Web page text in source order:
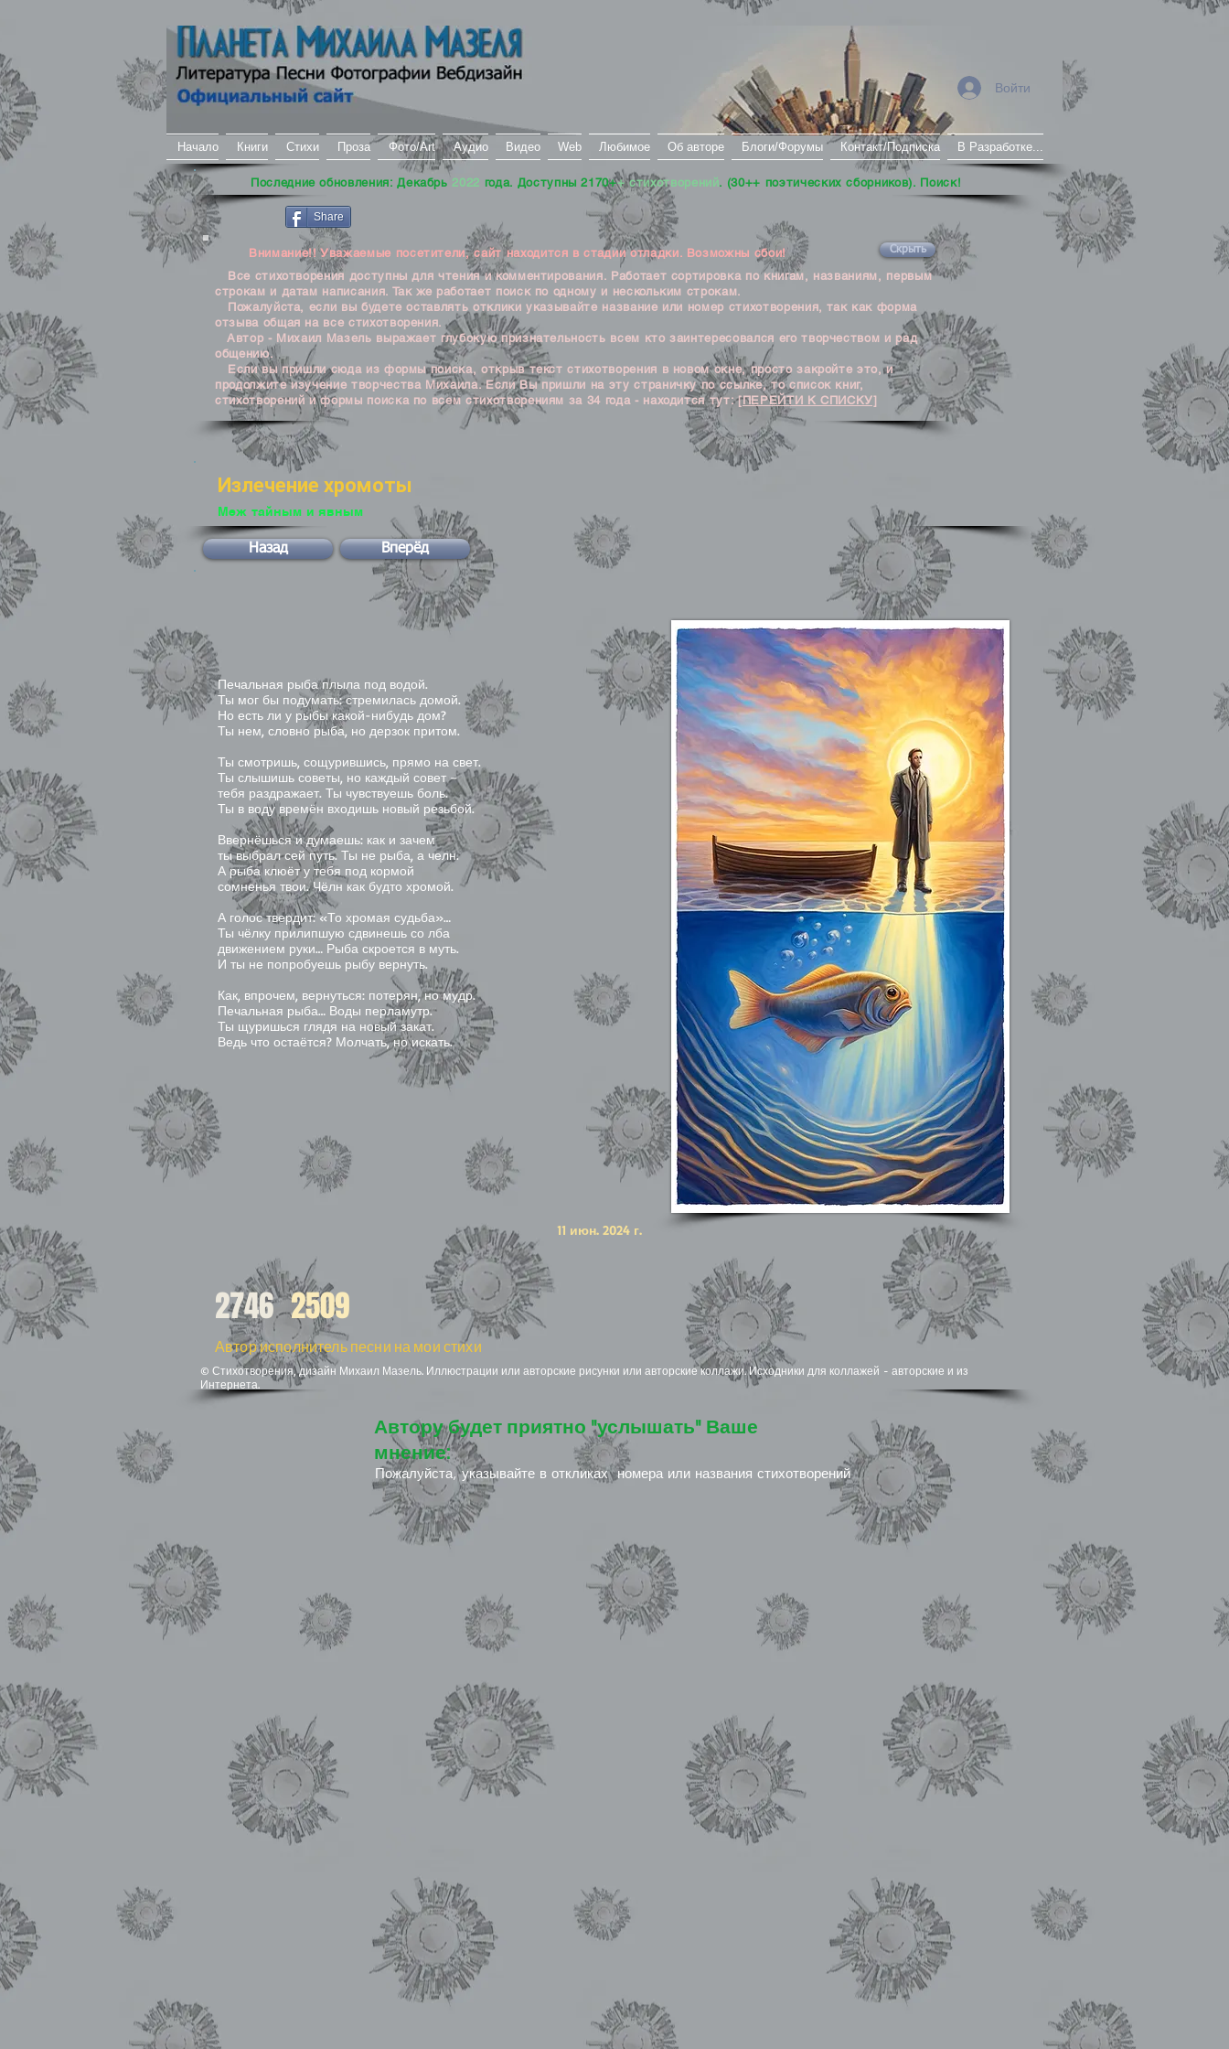
Начало Книги Стихи Проза Фото/Art Аудио Видео Web Любимое Об авторе Блоги/Форумы Контакт/Подписка В Разработке...
Войти
Последние обновления: Декабрь 2022 года. Доступны 2170++ стихотворений. (30++ поэтических сборников). Поиск!
Share
Внимание!! Уважаемые посетители, сайт находится в стадии отладки. Возможны сбои! Скрыть
Все стихотворения доступны для чтения и комментирования. Работает сортировка по книгам, названиям, первым
строкам и датам написания. Так же работает поиск по одному и нескольким строкам.
Пожалуйста, если вы будете оставлять отклики указывайте название или номер стихотворения, так как форма
отзыва общая на все стихотворения.
Автор - Михаил Мазель выражает глубокую признательность всем кто заинтересовался его творчеством и рад
общению.
Если вы пришли сюда из формы поиска, открыв текст стихотворения в новом окне, просто закройте это, и
продолжите изучение творчества Михаила. Если Вы пришли на эту страничку по ссылке, то список книг,
стихотворений и формы поиска по всем стихотворениям за 34 года - находится тут:[ПЕРЕЙТИ К СПИСКУ]
Излечение хромоты
Меж тайным и явным
Назад Вперёд
Печальная рыба плыла под водой.
Ты мог бы подумать: стремилась домой.
Но есть ли у рыбы какой-нибудь дом?
Ты нем, словно рыба, но дерзок притом.
Ты смотришь, сощурившись, прямо на свет.
Ты слышишь советы, но каждый совет –
тебя раздражает. Ты чувствуешь боль.
Ты в воду времён входишь новый резьбой.
Ввернёшься и думаешь: как и зачем
ты выбрал сей путь. Ты не рыба, а челн.
А рыба клюёт у тебя под кормой
сомненья твои. Чёлн как будто хромой.
А голос твердит: «То хромая судьба»…
Ты чёлку прилипшую сдвинешь со лба
движением руки… Рыба скроется в муть.
И ты не попробуешь рыбу вернуть.
Как, впрочем, вернуться: потерян, но мудр.
Печальная рыба… Воды перламутр.
Ты щуришься глядя на новый закат.
Ведь что остаётся? Молчать, но искать.
11 июн. 2024 г.
2746 2509
Автор исполнитель песни на мои стихи
© Стихотворения, дизайн Михаил Мазель. Иллюстрации или авторские рисунки или авторские коллажи. Исходники для коллажей - авторские и из
Интернета.
Автору будет приятно "услышать" Ваше
мнение:
Пожалуйста, указывайте в откликах номера или названия стихотворений